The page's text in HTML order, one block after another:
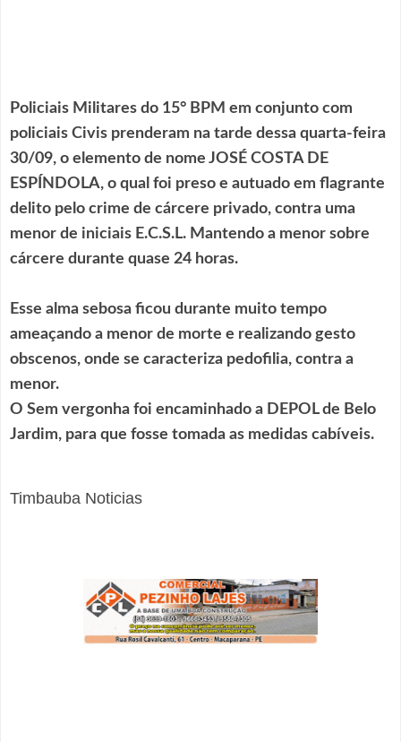
Policiais Militares do 15° BPM em conjunto com
policiais Civis prenderam na tarde dessa quarta-feira
30/09, o elemento de nome JOSÉ COSTA DE
ESPÍNDOLA, o qual foi preso e autuado em flagrante
delito pelo crime de cárcere privado, contra uma
menor de iniciais E.C.S.L. Mantendo a menor sobre
cárcere durante quase 24 horas.
Esse alma sebosa ficou durante muito tempo
ameaçando a menor de morte e realizando gesto
obscenos, onde se caracteriza pedofilia, contra a
menor.
O Sem vergonha foi encaminhado a DEPOL de Belo
Jardim, para que fosse tomada as medidas cabíveis.
Timbauba Noticias